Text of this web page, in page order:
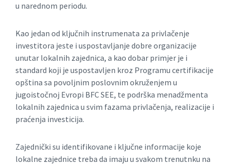
u narednom periodu.
Kao jedan od ključnih instrumenata za privlačenje
investitora jeste i uspostavljanje dobre organizacije
unutar lokalnih zajednica, a kao dobar primjer je i
standard koji je uspostavljen kroz Programu certifikacije
opština sa povoljnim poslovnim okruženjem u
jugoistočnoj Evropi BFC SEE, te podrška menadžmenta
lokalnih zajednica u svim fazama privlačenja, realizacije i
praćenja investicija.
Zajednički su identifikovane i ključne informacije koje
lokalne zajednice treba da imaju u svakom trenutnku na